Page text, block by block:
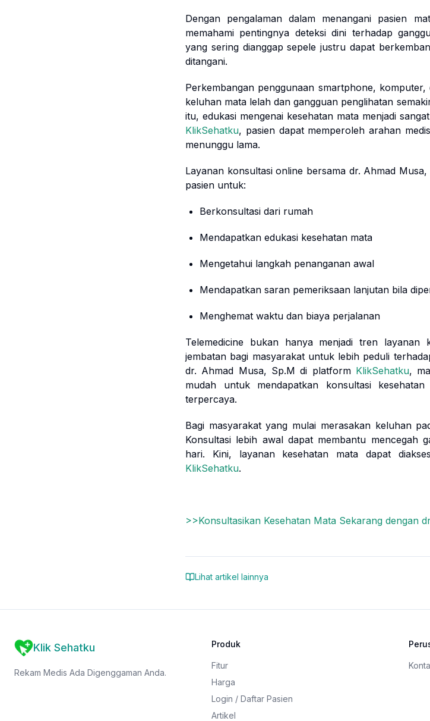
Dengan pengalaman dalam menangani pasien
memahami pentingnya deteksi dini terhadap
yang sering dianggap sepele justru dapat
ditangani.
Perkembangan penggunaan smartphone,
keluhan mata lelah dan gangguan penglihatan
itu, edukasi mengenai kesehatan mata menjadi
KlikSehatku, pasien dapat memperoleh arahan
menunggu lama.
Layanan konsultasi online bersama dr. Ahmad
pasien untuk:
Berkonsultasi dari rumah
Mendapatkan edukasi kesehatan mata
Mengetahui langkah penanganan awal
Mendapatkan saran pemeriksaan lanjutan bila
Menghemat waktu dan biaya perjalanan
Telemedicine bukan hanya menjadi tren layanan
jembatan bagi masyarakat untuk lebih peduli
dr. Ahmad Musa, Sp.M di platform KlikSehatku,
mudah untuk mendapatkan konsultasi
terpercaya.
Bagi masyarakat yang mulai merasakan keluhan
Konsultasi lebih awal dapat membantu mencegah
hari. Kini, layanan kesehatan mata dapat
KlikSehatku.
>>Konsultasikan Kesehatan Mata Sekarang dengan
Lihat artikel lainnya
Klik Sehatku
Rekam Medis Ada Digenggaman Anda.
Produk
Fitur
Harga
Login / Daftar Pasien
Artikel